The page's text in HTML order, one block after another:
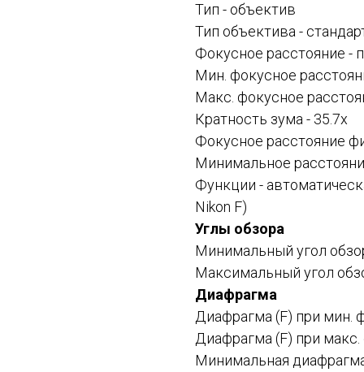
Тип - объектив
Тип объектива -
Фокусное расстояние -
Мин. фокусное
Макс. фокусное
Кратность зума - 35.7x
Фокусное расстояние
Минимальное
Функции -
Nikon F)
Углы обзора
Минимальный угол
Максимальный угол
Диафрагма
Диафрагма (F) при мин.
Диафрагма (F) при
Минимальная